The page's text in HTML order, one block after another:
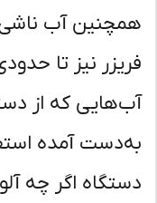
آب ناشی
نیز تا حدودی
که از
آمده استفاده
اگر چه